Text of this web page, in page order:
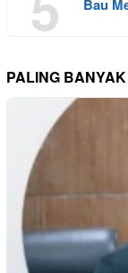
Bau
PALING